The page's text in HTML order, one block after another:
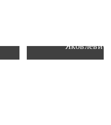
Яковлевич